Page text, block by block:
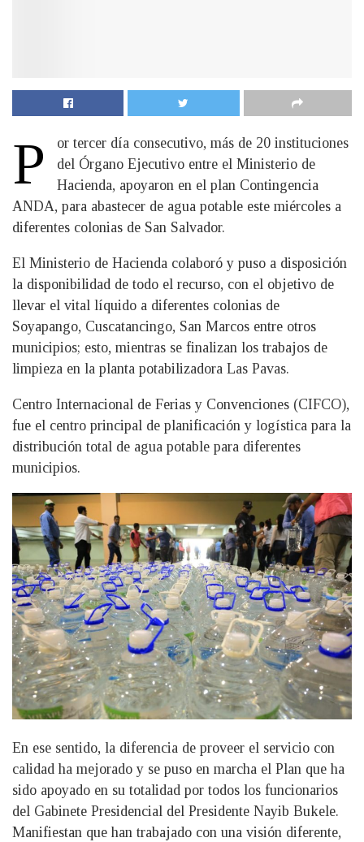
P
or tercer día consecutivo, más de 20 instituciones
del Órgano Ejecutivo entre el Ministerio de
Hacienda, apoyaron en el plan Contingencia
ANDA, para abastecer de agua potable este miércoles a
diferentes colonias de San Salvador.
El Ministerio de Hacienda colaboró y puso a disposición
la disponibilidad de todo el recurso, con el objetivo de
llevar el vital líquido a diferentes colonias de
Soyapango, Cuscatancingo, San Marcos entre otros
municipios; esto, mientras se finalizan los trabajos de
limpieza en la planta potabilizadora Las Pavas.
Centro Internacional de Ferias y Convenciones (CIFCO),
fue el centro principal de planificación y logística para la
distribución total de agua potable para diferentes
municipios.
En ese sentido, la diferencia de proveer el servicio con
calidad ha mejorado y se puso en marcha el Plan que ha
sido apoyado en su totalidad por todos los funcionarios
del Gabinete Presidencial del Presidente Nayib Bukele.
Manifiestan que han trabajado con una visión diferente,